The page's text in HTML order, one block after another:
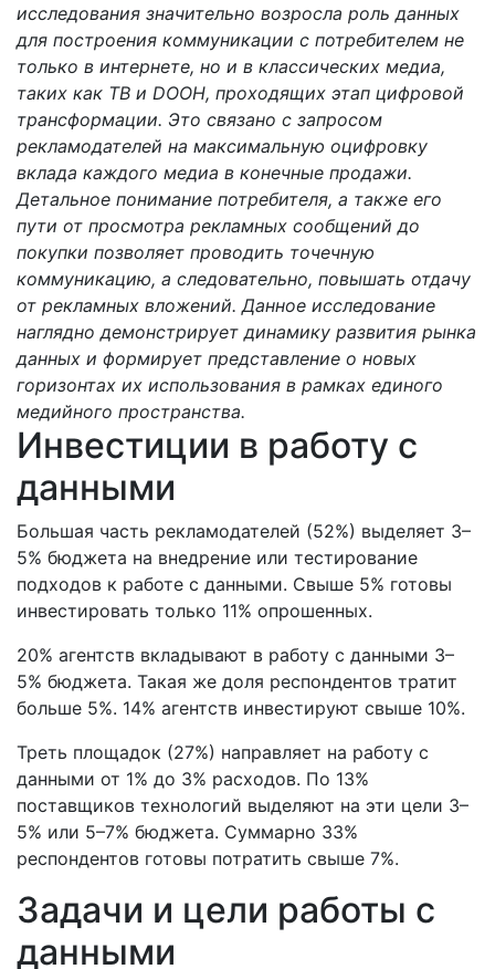
исследования значительно возросла роль данных
для построения коммуникации с потребителем не
только в интернете, но и в классических медиа,
таких как ТВ и DOOH, проходящих этап цифровой
трансформации. Это связано с запросом
рекламодателей на максимальную оцифровку
вклада каждого медиа в конечные продажи.
Детальное понимание потребителя, а также его
пути от просмотра рекламных сообщений до
покупки позволяет проводить точечную
коммуникацию, а следовательно, повышать отдачу
от рекламных вложений. Данное исследование
наглядно демонстрирует динамику развития рынка
данных и формирует представление о новых
горизонтах их использования в рамках единого
медийного пространства.
Инвестиции в работу с
данными
Большая часть рекламодателей (52%) выделяет 3–
5% бюджета на внедрение или тестирование
подходов к работе с данными. Свыше 5% готовы
инвестировать только 11% опрошенных.
20% агентств вкладывают в работу с данными 3–
5% бюджета. Такая же доля респондентов тратит
больше 5%. 14% агентств инвестируют свыше 10%.
Треть площадок (27%) направляет на работу с
данными от 1% до 3% расходов. По 13%
поставщиков технологий выделяют на эти цели 3–
5% или 5–7% бюджета. Суммарно 33%
респондентов готовы потратить свыше 7%.
Задачи и цели работы с
данными